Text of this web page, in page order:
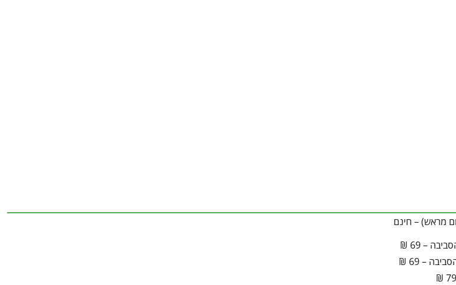
מראש) – חינם
– 69 ₪
– 69 ₪